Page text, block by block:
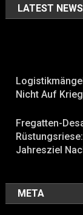
LATEST NEWS
Nicht Auf
Fregatten-
Jahresziel
META